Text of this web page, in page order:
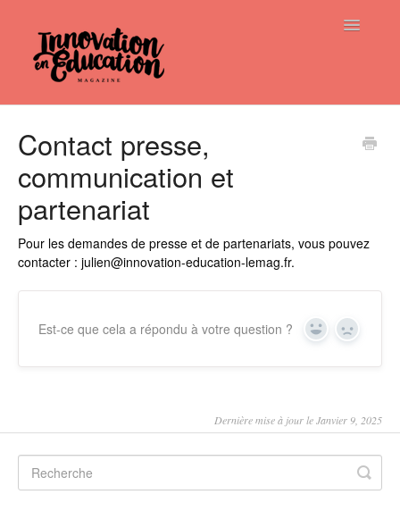
Toggle
Contact presse,
communication et
partenariat
Pour les demandes de presse et de partenariats, vous pouvez
contacter : julien@innovation-education-lemag.fr.
Est-ce que cela a répondu à votre question ? Yes No
Dernière mise à jour le Janvier 9, 2025